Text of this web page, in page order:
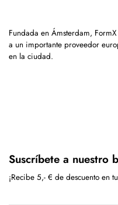
Fundada en Ámsterdam,
a un importante proveedor
en la ciudad.
Suscríbete a nuestro
¡Recibe 5,- € de descuento en